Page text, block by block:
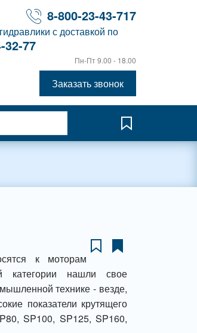
8-800-23-43-717
32-77
Пн-Пт 9.00 - 18.00
Заказать звонок
к моторам
категории нашли свое
технике - везде,
показатели крутящего
SP100, SP125, SP160,